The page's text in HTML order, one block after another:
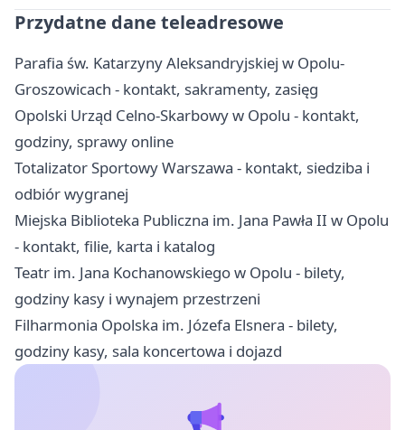
Przydatne dane teleadresowe
Parafia św. Katarzyny Aleksandryjskiej w Opolu-
Groszowicach - kontakt, sakramenty, zasięg
Opolski Urząd Celno-Skarbowy w Opolu - kontakt,
godziny, sprawy online
Totalizator Sportowy Warszawa - kontakt, siedziba i
odbiór wygranej
Miejska Biblioteka Publiczna im. Jana Pawła II w Opolu
- kontakt, filie, karta i katalog
Teatr im. Jana Kochanowskiego w Opolu - bilety,
godziny kasy i wynajem przestrzeni
Filharmonia Opolska im. Józefa Elsnera - bilety,
godziny kasy, sala koncertowa i dojazd